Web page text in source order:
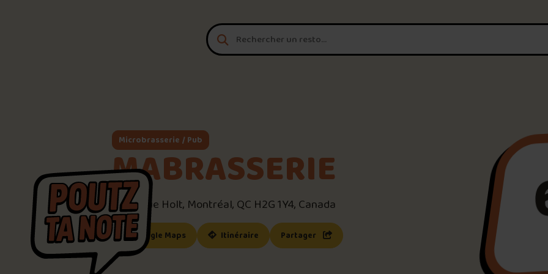
T'es un vrai
Connecte-toipour POUTZ ta
Trouve une POUTZ sur la
Palmarès des meilleures
Microbrasserie / Pub
MABRASSERIE
2300 Rue Holt, Montréal, QC H2G 1Y4, Canada
Google Maps (ce lien s’ouvrira dans une nouvelle fenêtre)
Itinéraire (ce lien s’ouvrira dans une nouvelle fenêtre)
Partager